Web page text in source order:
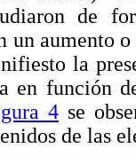
de
un aumento
la
en función
4 se
de las